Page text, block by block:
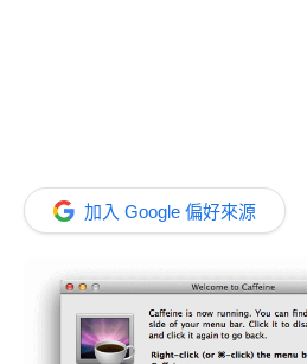
加入 Google 偏好來源